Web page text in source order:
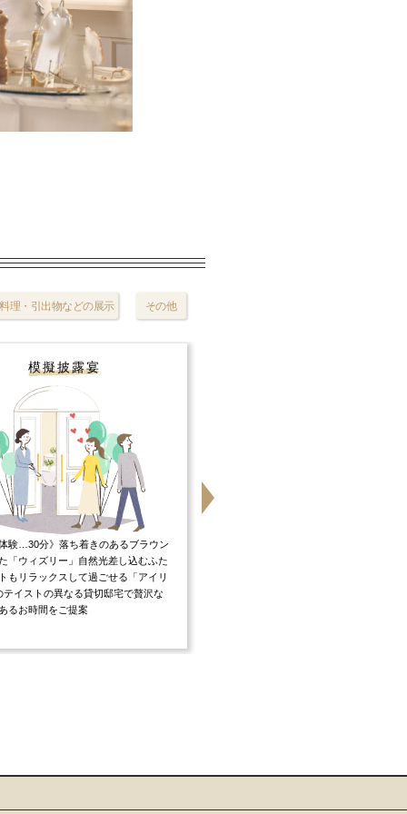
料理・引出物などの展示 その他
模擬披露宴
体験…30分》落ち着きのあるブラウン
「ウィズリー」自然光差し込むふた
もリラックスして過ごせる「アイリ
テイストの異なる貸切邸宅で贅沢な
るお時間をご提案